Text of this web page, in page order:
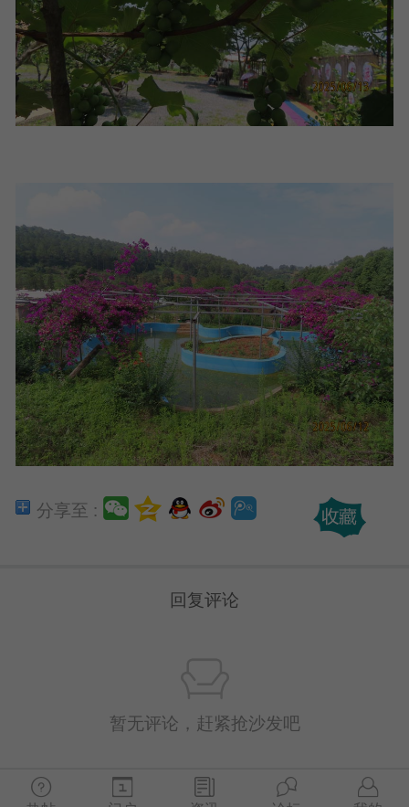
分享至 :
回复评论
暂无评论，赶紧抢沙发吧